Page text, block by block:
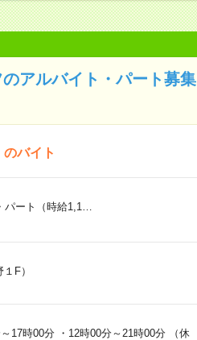
アルバイト・パート募集
バイト
ート（時給1,1…
F）
17時00分 ・12時00分～21時00分 （休